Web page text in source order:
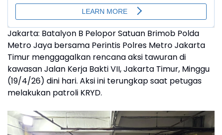
Jakarta: Batalyon B Pelopor Satuan Brimob Polda
Metro Jaya bersama Perintis Polres Metro Jakarta
Timur menggagalkan rencana aksi tawuran di
kawasan Jalan Kerja Bakti VII, Jakarta Timur, Minggu
(19/4/26) dini hari. Aksi ini terungkap saat petugas
melakukan patroli KRYD.